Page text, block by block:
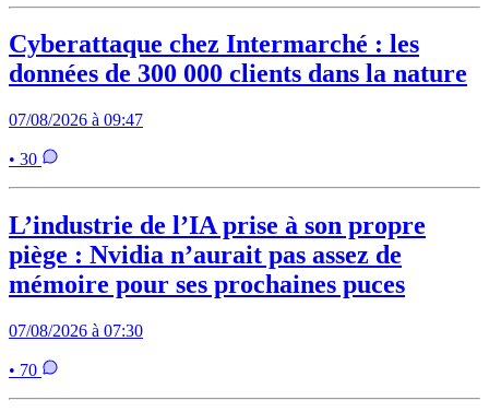
Cyberattaque chez Intermarché : les
données de 300 000 clients dans la nature
07/08/2026 à 09:47
• 30
L’industrie de l’IA prise à son propre
piège : Nvidia n’aurait pas assez de
mémoire pour ses prochaines puces
07/08/2026 à 07:30
• 70